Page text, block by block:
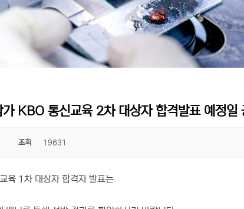
KBO 통신교육 2차 대상자 합격발표 예정일
조회 19631
육 1차 대상자 합격자 발표는